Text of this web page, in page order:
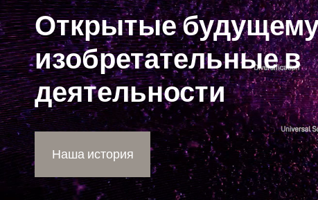
Открытые
изобретательные в
деятельности
Наша история